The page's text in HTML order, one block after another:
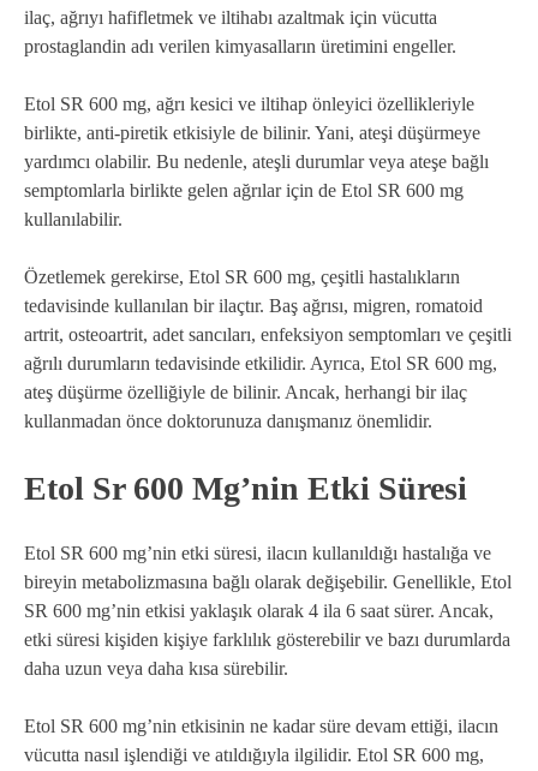
ilaç, ağrıyı hafifletmek ve iltihabı azaltmak için vücutta
prostaglandin adı verilen kimyasalların üretimini engeller.
Etol SR 600 mg, ağrı kesici ve iltihap önleyici özellikleriyle
birlikte, anti-piretik etkisiyle de bilinir. Yani, ateşi düşürmeye
yardımcı olabilir. Bu nedenle, ateşli durumlar veya ateşe bağlı
semptomlarla birlikte gelen ağrılar için de Etol SR 600 mg
kullanılabilir.
Özetlemek gerekirse, Etol SR 600 mg, çeşitli hastalıkların
tedavisinde kullanılan bir ilaçtır. Baş ağrısı, migren, romatoid
artrit, osteoartrit, adet sancıları, enfeksiyon semptomları ve çeşitli
ağrılı durumların tedavisinde etkilidir. Ayrıca, Etol SR 600 mg,
ateş düşürme özelliğiyle de bilinir. Ancak, herhangi bir ilaç
kullanmadan önce doktorunuza danışmanız önemlidir.
Etol Sr 600 Mg’nin Etki Süresi
Etol SR 600 mg’nin etki süresi, ilacın kullanıldığı hastalığa ve
bireyin metabolizmasına bağlı olarak değişebilir. Genellikle, Etol
SR 600 mg’nin etkisi yaklaşık olarak 4 ila 6 saat sürer. Ancak,
etki süresi kişiden kişiye farklılık gösterebilir ve bazı durumlarda
daha uzun veya daha kısa sürebilir.
Etol SR 600 mg’nin etkisinin ne kadar süre devam ettiği, ilacın
vücutta nasıl işlendiği ve atıldığıyla ilgilidir. Etol SR 600 mg,